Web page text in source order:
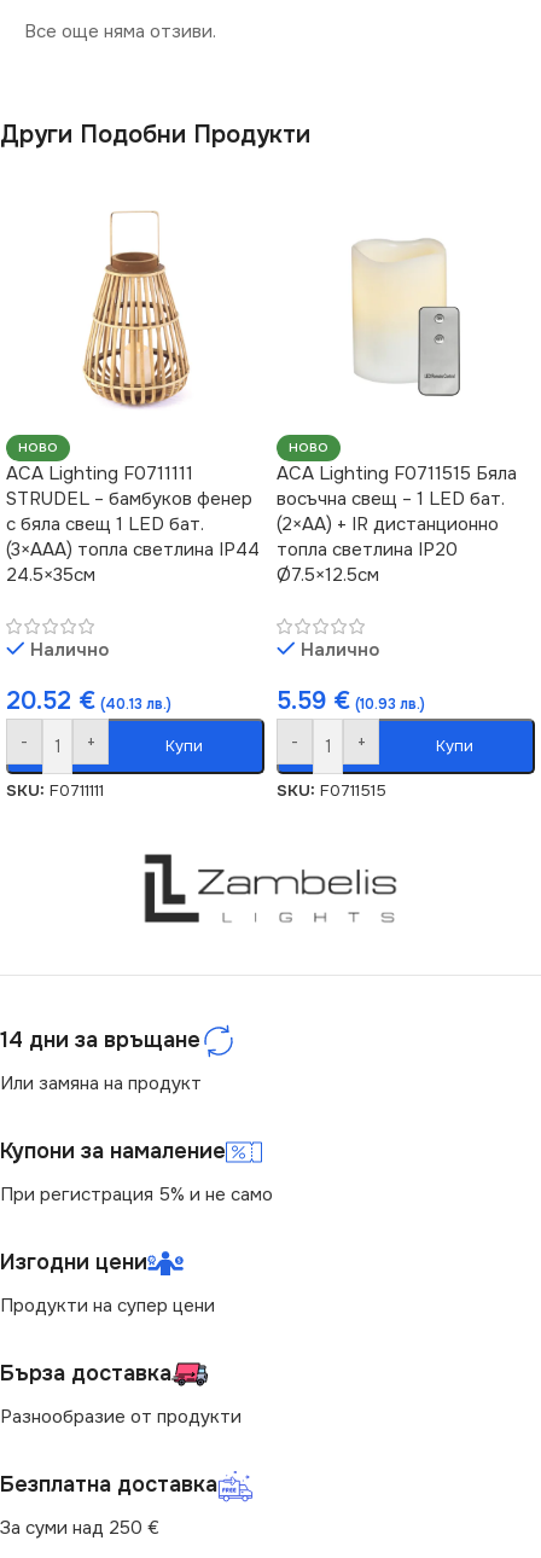
Все още няма отзиви.
Други Подобни Продукти
НОВО
ACA Lighting F0711111
STRUDEL – бамбуков фенер
с бяла свещ 1 LED бат.
(3×AAA) топла светлина IP44
24.5×35см
Налично
20.52 € (40.13 лв.)
- + Купи
SKU: F0711111
НОВО
ACA Lighting F0711515 Бяла
восъчна свещ – 1 LED бат.
(2×AA) + IR дистанционно
топла светлина IP20
Ø7.5×12.5см
Налично
5.59 € (10.93 лв.)
- + Купи
SKU: F0711515
14 дни за връщане
Или замяна на продукт
Купони за намаление
При регистрация 5% и не само
Изгодни цени
Продукти на супер цени
Бърза доставка
Разнообразие от продукти
Безплатна доставка
За суми над 250 €